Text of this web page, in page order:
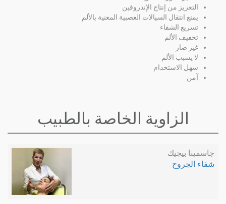
التعزيز من إنتاج الإندروفين
يمنع انتقال السيالات العصبية المعنية بالألم
تسريع الشفاء
تخفيف الألم
غير ضار
لا يسبب الألم
سهل الاستخدام
آمن
الزاوية الخاصة بالطبيب
جاسمينا بيجيك
شفاء الجروح